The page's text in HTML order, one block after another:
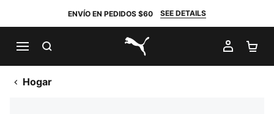
ENVÍO EN PEDIDOS $60 SEE DETAILS
PUMA.com
MI
Hogar